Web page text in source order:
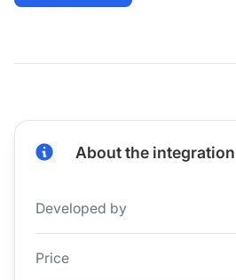
About the integration
Developed by
Price